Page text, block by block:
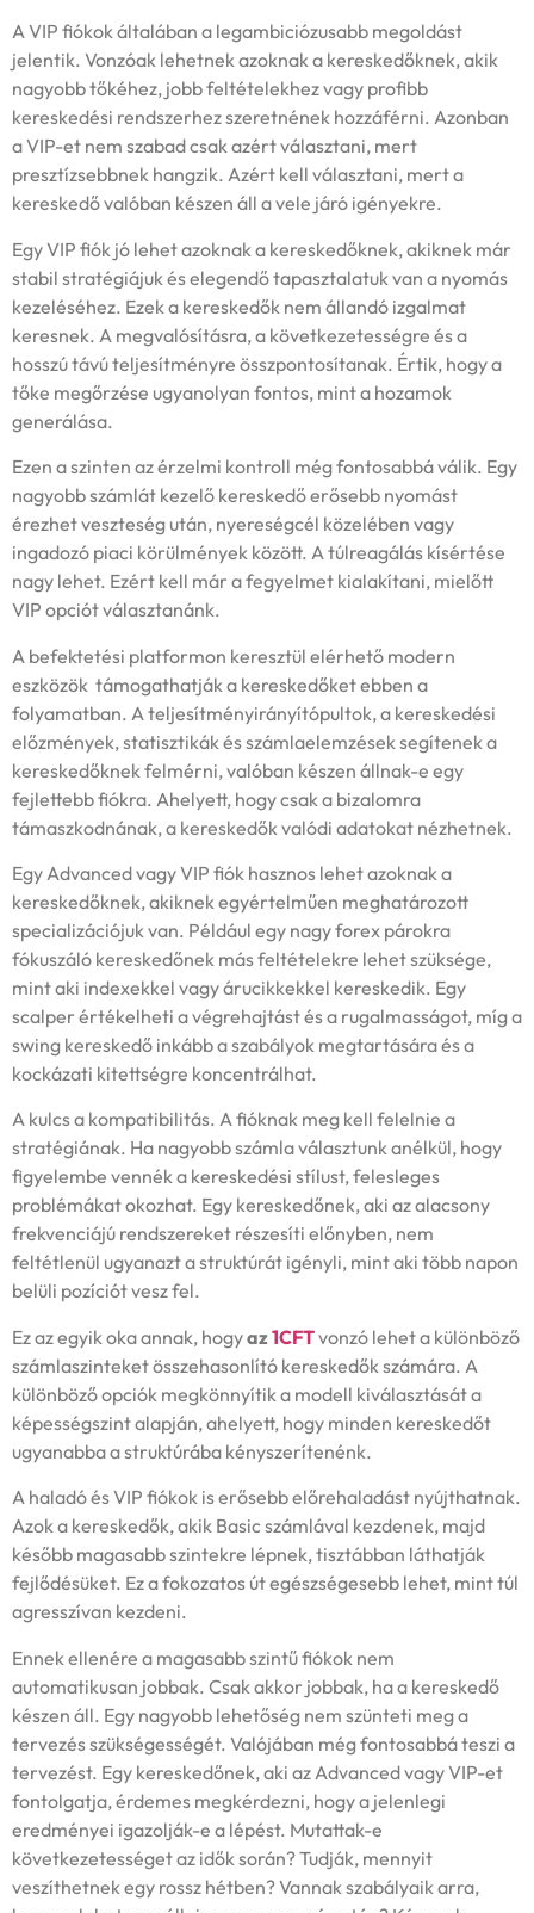
A VIP fiókok általában a legambiciózusabb megoldást
jelentik. Vonzóak lehetnek azoknak a kereskedőknek, akik
nagyobb tőkéhez, jobb feltételekhez vagy profibb
kereskedési rendszerhez szeretnének hozzáférni. Azonban
a VIP-et nem szabad csak azért választani, mert
presztízsebbnek hangzik. Azért kell választani, mert a
kereskedő valóban készen áll a vele járó igényekre.
Egy VIP fiók jó lehet azoknak a kereskedőknek, akiknek már
stabil stratégiájuk és elegendő tapasztalatuk van a nyomás
kezeléséhez. Ezek a kereskedők nem állandó izgalmat
keresnek. A megvalósításra, a következetességre és a
hosszú távú teljesítményre összpontosítanak. Értik, hogy a
tőke megőrzése ugyanolyan fontos, mint a hozamok
generálása.
Ezen a szinten az érzelmi kontroll még fontosabbá válik. Egy
nagyobb számlát kezelő kereskedő erősebb nyomást
érezhet veszteség után, nyereségcél közelében vagy
ingadozó piaci körülmények között. A túlreagálás kísértése
nagy lehet. Ezért kell már a fegyelmet kialakítani, mielőtt
VIP opciót választanánk.
A befektetési platformon keresztül elérhető modern
eszközök támogathatják a kereskedőket ebben a
folyamatban. A teljesítményirányítópultok, a kereskedési
előzmények, statisztikák és számlaelemzések segítenek a
kereskedőknek felmérni, valóban készen állnak-e egy
fejlettebb fiókra. Ahelyett, hogy csak a bizalomra
támaszkodnának, a kereskedők valódi adatokat nézhetnek.
Egy Advanced vagy VIP fiók hasznos lehet azoknak a
kereskedőknek, akiknek egyértelműen meghatározott
specializációjuk van. Például egy nagy forex párokra
fókuszáló kereskedőnek más feltételekre lehet szüksége,
mint aki indexekkel vagy árucikkekkel kereskedik. Egy
scalper értékelheti a végrehajtást és a rugalmasságot, míg a
swing kereskedő inkább a szabályok megtartására és a
kockázati kitettségre koncentrálhat.
A kulcs a kompatibilitás. A fióknak meg kell felelnie a
stratégiának. Ha nagyobb számla választunk anélkül, hogy
figyelembe vennék a kereskedési stílust, felesleges
problémákat okozhat. Egy kereskedőnek, aki az alacsony
frekvenciájú rendszereket részesíti előnyben, nem
feltétlenül ugyanazt a struktúrát igényli, mint aki több napon
belüli pozíciót vesz fel.
Ez az egyik oka annak, hogyaz1CFTvonzó lehet a különböző
számlaszinteket összehasonlító kereskedők számára. A
különböző opciók megkönnyítik a modell kiválasztását a
képességszint alapján, ahelyett, hogy minden kereskedőt
ugyanabba a struktúrába kényszerítenénk.
A haladó és VIP fiókok is erősebb előrehaladást nyújthatnak.
Azok a kereskedők, akik Basic számlával kezdenek, majd
később magasabb szintekre lépnek, tisztábban láthatják
fejlődésüket. Ez a fokozatos út egészségesebb lehet, mint túl
agresszívan kezdeni.
Ennek ellenére a magasabb szintű fiókok nem
automatikusan jobbak. Csak akkor jobbak, ha a kereskedő
készen áll. Egy nagyobb lehetőség nem szünteti meg a
tervezés szükségességét. Valójában még fontosabbá teszi a
tervezést. Egy kereskedőnek, aki az Advanced vagy VIP-et
fontolgatja, érdemes megkérdezni, hogy a jelenlegi
eredményei igazolják-e a lépést. Mutattak-e
következetességet az idők során? Tudják, mennyit
veszíthetnek egy rossz hétben? Vannak szabályaik arra,